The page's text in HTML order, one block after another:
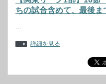
ちの試合含めて、最後ま
…
詳細を見る